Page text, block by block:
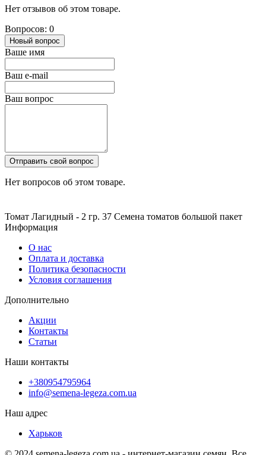
Нет отзывов об этом товаре.
Вопросов: 0
Новый вопрос
Ваше имя
Ваш e-mail
Ваш вопрос
Отправить свой вопрос
Нет вопросов об этом товаре.
Томат Лагидный - 2 гр. 37 Семена томатов большой пакет
Информация
О нас
Оплата и доставка
Политика безопасности
Условия соглашения
Дополнительно
Акции
Контакты
Статьи
Наши контакты
+380954795964
info@semena-legeza.com.ua
Наш адрес
Харьков